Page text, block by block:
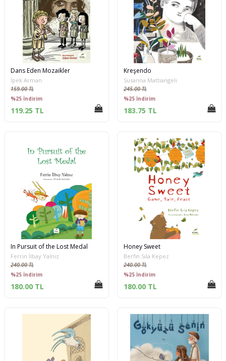
Dans Eden Mozaikler
İpek Arman
159.00 TL
%25 İndirim
119.25 TL
Kreşendo
Susanna Mattiangeli
245.00 TL
%25 İndirim
183.75 TL
In Pursuit of the Lost Medal
Ferrin İlbay Yalnız
240.00 TL
%25 İndirim
180.00 TL
Honey Sweet
Berfin Sıla Kepez
240.00 TL
%25 İndirim
180.00 TL